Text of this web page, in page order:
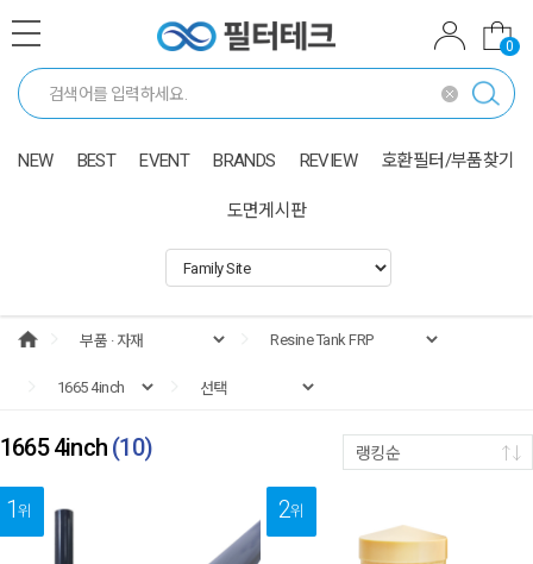
0
NEW BEST EVENT BRANDS REVIEW 호환필터/부품찾기
도면게시판
1665 4inch (10) 랭킹순
1위 2위